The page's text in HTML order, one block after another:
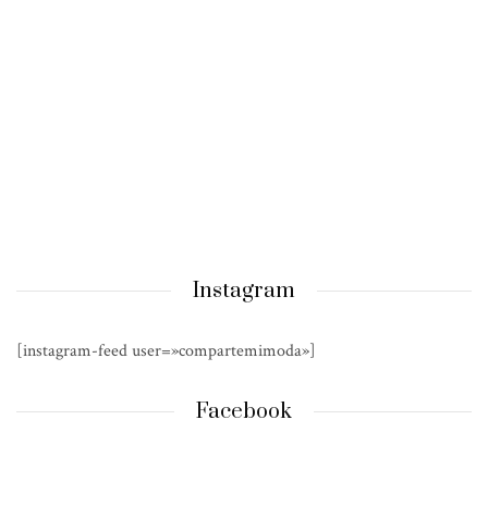
Instagram
[instagram-feed user=»compartemimoda»]
Facebook